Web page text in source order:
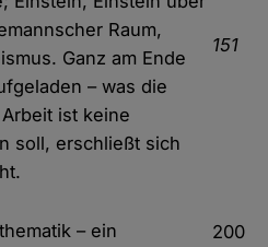
Raum,
Ganz am Ende
– was die
ist keine
soll, erschließt sich
151
– ein
200